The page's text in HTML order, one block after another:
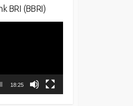
BRI (BBRI)
18:25